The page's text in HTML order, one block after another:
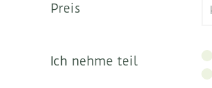
Preis
Ich nehme teil